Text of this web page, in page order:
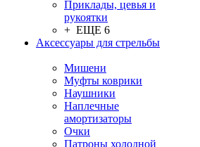
Приклады, цевья и
рукоятки
+ ЕЩЕ 6
Аксессуары для стрельбы
Мишени
Муфты коврики
Наушники
Наплечные
амортизаторы
Очки
Патроны холодной